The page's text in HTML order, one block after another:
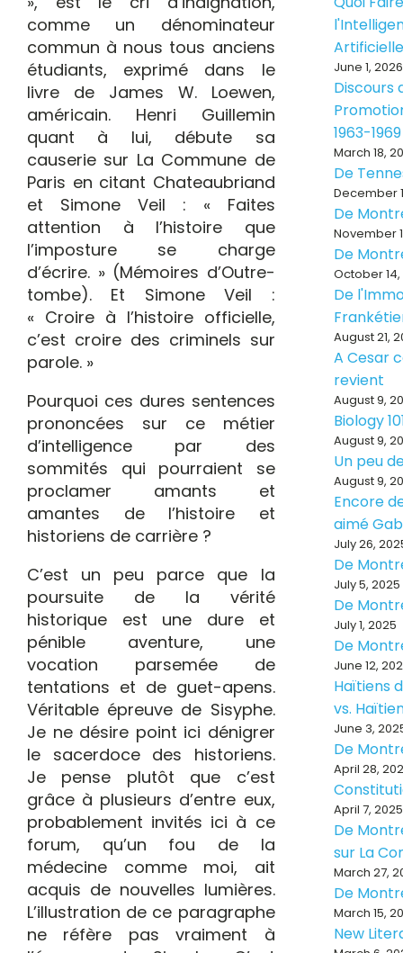
comme un dénominateur
commun à nous tous anciens
étudiants, exprimé dans le
livre de James W. Loewen,
américain. Henri Guillemin
quant à lui, débute sa
causerie sur La Commune de
Paris en citant Chateaubriand
et Simone Veil : « Faites
attention à l’histoire que
l’imposture se charge
d’écrire. » (Mémoires d’Outre-
tombe). Et Simone Veil :
« Croire à l’histoire officielle,
c’est croire des criminels sur
parole. »
Pourquoi ces dures sentences
prononcées sur ce métier
d’intelligence par des
sommités qui pourraient se
proclamer amants et
amantes de l’histoire et
historiens de carrière ?
C’est un peu parce que la
poursuite de la vérité
historique est une dure et
pénible aventure, une
vocation parsemée de
tentations et de guet-apens.
Véritable épreuve de Sisyphe.
Je ne désire point ici dénigrer
le sacerdoce des historiens.
Je pense plutôt que c’est
grâce à plusieurs d’entre eux,
probablement invités ici à ce
forum, qu’un fou de la
médecine comme moi, ait
acquis de nouvelles lumières.
L’illustration de ce paragraphe
ne réfère pas vraiment à
June 1, 2026
Discours
1963-1969
March 18,
De
December
De
November
De
October
De
August 21,
A Cesar
revient
August 9,
Biology
August 9,
Un peu
August 9,
Encore
aimé
July 26,
De
July 5, 2025
De
July 1, 2025
De
June 12,
Haïtiens
vs.
June 3,
De
April 28,
April 7, 2025
De
sur La
March 27,
De
March 15,
New